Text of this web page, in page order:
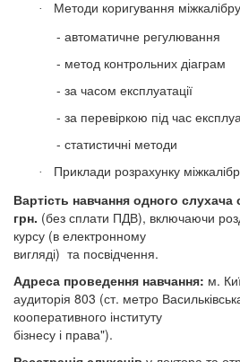
·
Методи коригування
- автоматичне регулювання
- метод контрольних діаграм
- за часом експлуатації
- за перевіркою під час
- статистичні методи
·
Приклади розрахунку
Вартість навчання одного слухача
грн. (без сплати ПДВ), включаючи
курсу (в електронному
вигляді) та посвідчення.
Адреса проведення навчання: м.
аудиторія 803 (ст. метро
кооперативного інституту
бізнесу і права").